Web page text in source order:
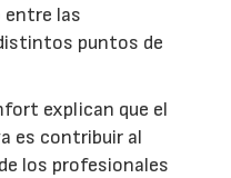
entre las
puntos de
explican que el
es contribuir al
los profesionales